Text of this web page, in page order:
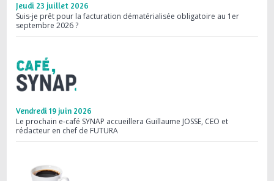
Jeudi 23 juillet 2026
Suis-je prêt pour la facturation dématérialisée obligatoire au 1er
septembre 2026 ?
Vendredi 19 juin 2026
Le prochain e-café SYNAP accueillera Guillaume JOSSE, CEO et
rédacteur en chef de FUTURA